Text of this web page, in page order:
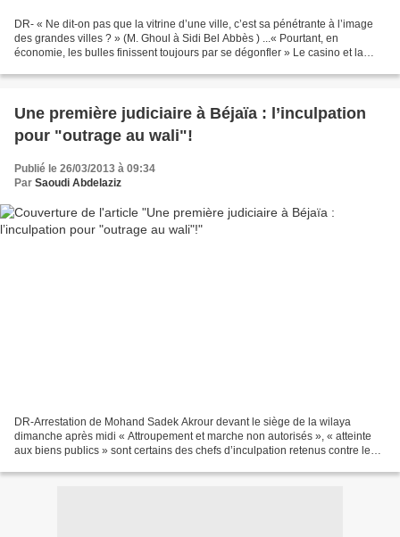
DR- « Ne dit-on pas que la vitrine d’une ville, c’est sa pénétrante à l’image
des grandes villes ? » (M. Ghoul à Sidi Bel Abbès ) ...« Pourtant, en
économie, les bulles finissent toujours par se dégonfler » Le casino et la
Une première judiciaire à Béjaïa : l’inculpation
pour "outrage au wali"!
Publié le 26/03/2013 à 09:34
Par Saoudi Abdelaziz
DR-Arrestation de Mohand Sadek Akrour devant le siège de la wilaya
dimanche après midi « Attroupement et marche non autorisés », « atteinte
aux biens publics » sont certains des chefs d’inculpation retenus contre les